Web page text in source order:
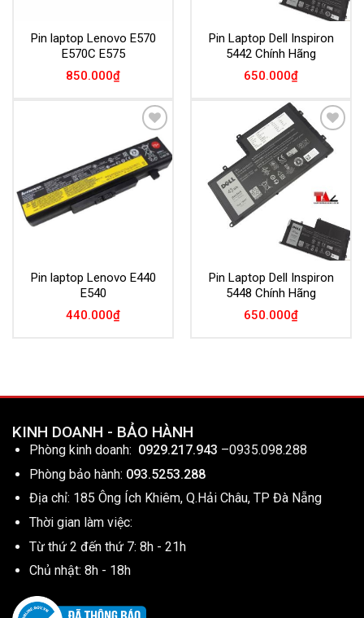
Pin laptop Lenovo E570
E570C E575
850.000₫
Pin Laptop Dell Inspiron
5442 Chính Hãng
650.000₫
Add to
Wishlist
Pin laptop Lenovo E440
E540
440.000₫
Add to
Wishlist
Pin Laptop Dell Inspiron
5448 Chính Hãng
650.000₫
KINH DOANH - BẢO HÀNH
Phòng kinh doanh: 0929.217.943 –0935.098.288
Phòng bảo hành: 093.5253.288
Địa chỉ: 185 Ông Ích Khiêm, Q.Hải Châu, TP Đà Nẵng
Thời gian làm việc:
Từ thứ 2 đến thứ 7: 8h - 21h
Chủ nhật: 8h - 18h